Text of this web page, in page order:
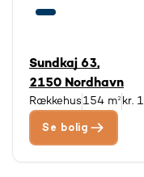
Sundkaj 63,
2150 Nordhavn
Rækkehus 154 m² kr.
Se bolig